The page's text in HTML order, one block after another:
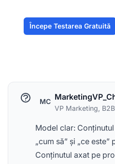
Începe Testarea Gratuită
MC
VP Marketing,
Model clar:
„cum să” și „ce
Conținutul axat pe